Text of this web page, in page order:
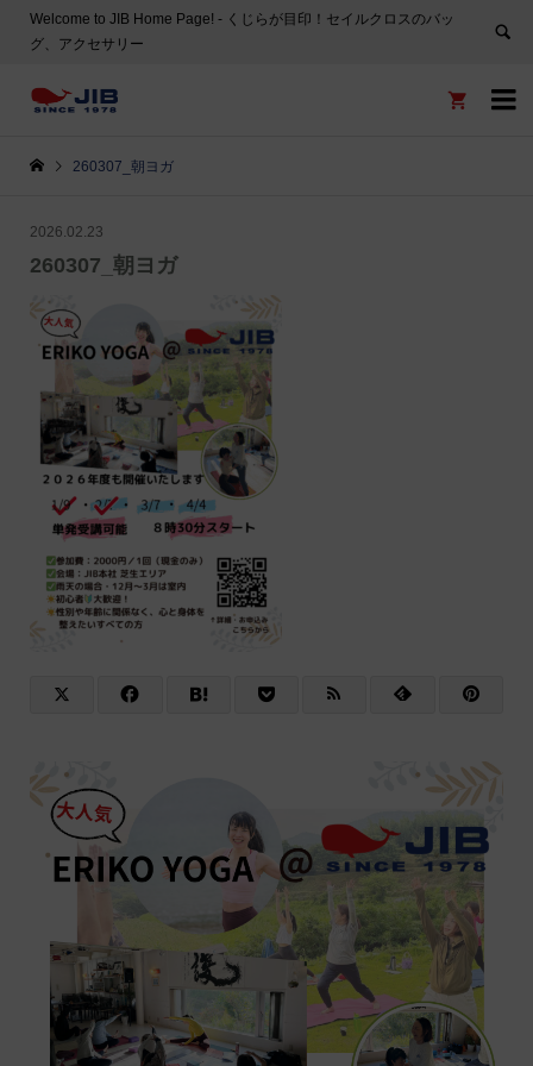
Welcome to JIB Home Page! ‐ くじらが目印！セイルクロスのバッ
グ、アクセサリー


260307_朝ヨガ
2026.02.23
260307_朝ヨガ